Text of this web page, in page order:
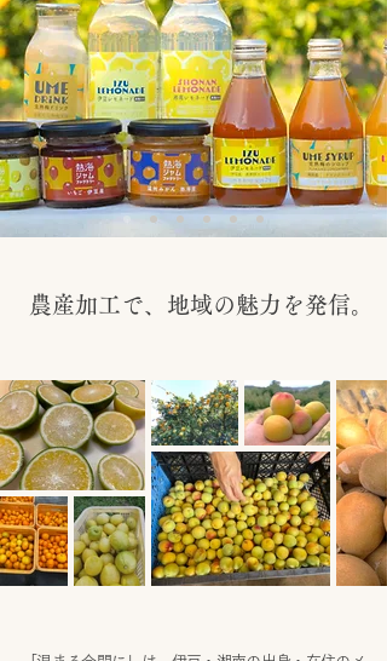
農産加工で、地域の魅力を発信。